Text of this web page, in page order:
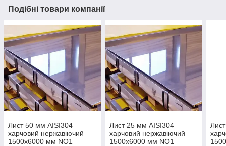
Подібні товари компанії
Лист 50 мм AISI304
харчовий нержавіючий
1500х6000 мм NO1
Лист 25 мм AISI304
харчовий нержавіючий
1500х6000 мм NO1